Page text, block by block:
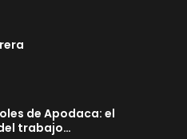
de Apodaca: el
trabajo…